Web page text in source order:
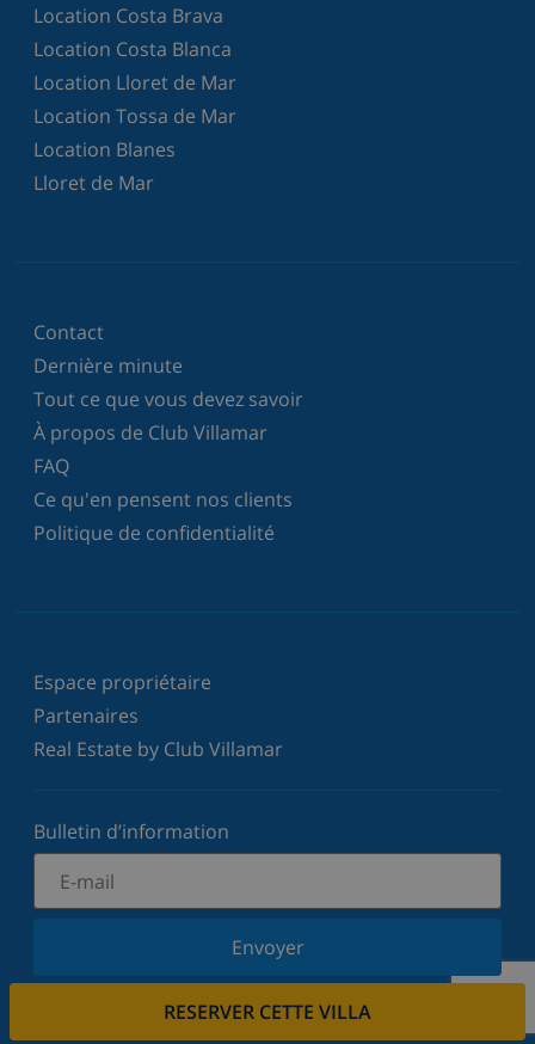
RESERVER CETTE VILLA
Location Costa Brava
Location Costa Blanca
Location Lloret de Mar
Location Tossa de Mar
Location Blanes
Lloret de Mar
Contact
Dernière minute
Tout ce que vous devez savoir
À propos de Club Villamar
FAQ
Ce qu'en pensent nos clients
Politique de confidentialité
Espace propriétaire
Partenaires
Real Estate by Club Villamar
Bulletin d’information
Envoyer
Inscrivez-vous à notre newsletter et restez informé